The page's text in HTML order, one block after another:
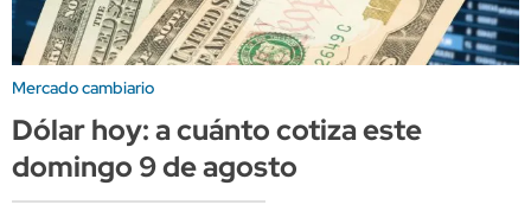
Mercado cambiario
Dólar hoy: a cuánto cotiza este
domingo 9 de agosto